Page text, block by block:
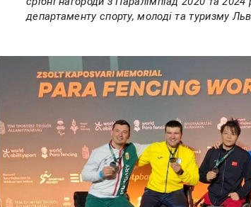
департаменту спорту, молоді та туризму